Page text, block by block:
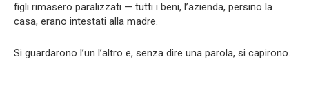
figli rimasero paralizzati — tutti i beni, l’azienda, persino la
casa, erano intestati alla madre.
Si guardarono l’un l’altro e, senza dire una parola, si capirono.